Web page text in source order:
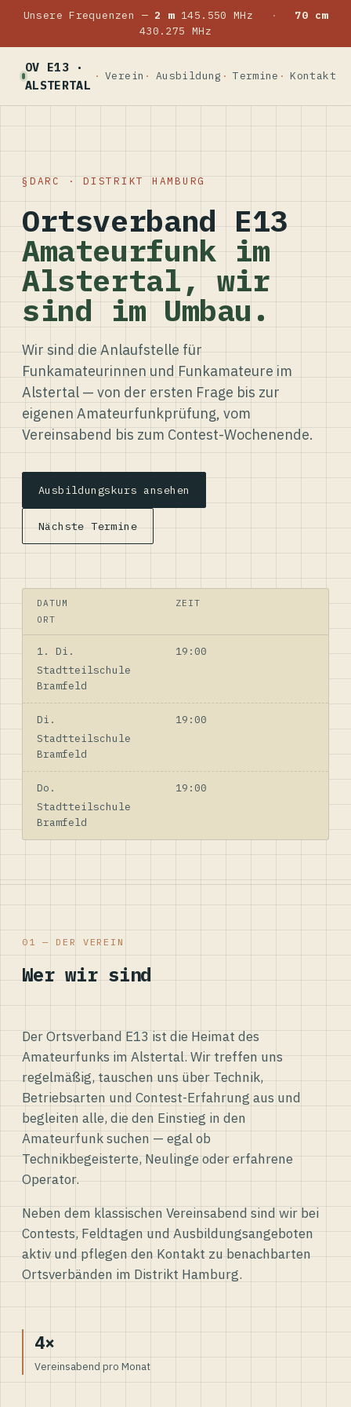
Unsere Frequenzen — 2 m145.550 MHz ·
70 cm
430.275 MHz
OV E13 ·
ALSTERTAL
Verein Ausbildung Termine Kontakt
DARC · DISTRIKT HAMBURG
Ortsverband E13
Amateurfunk im
Alstertal, wir
sind im Umbau.
Wir sind die Anlaufstelle für
Funkamateurinnen und Funkamateure im
Alstertal — von der ersten Frage bis zur
eigenen Amateurfunkprüfung, vom
Vereinsabend bis zum Contest-Wochenende.
Ausbildungskurs ansehen
Nächste Termine
DATUM
ZEIT
ORT
1. Di.
19:00
Stadtteilschule
Bramfeld
Di.
19:00
Stadtteilschule
Bramfeld
Do.
19:00
Stadtteilschule
Bramfeld
01 — DER VEREIN
Wer wir sind
Der Ortsverband E13 ist die Heimat des
Amateurfunks im Alstertal. Wir treffen uns
regelmäßig, tauschen uns über Technik,
Betriebsarten und Contest-Erfahrung aus und
begleiten alle, die den Einstieg in den
Amateurfunk suchen — egal ob
Technikbegeisterte, Neulinge oder erfahrene
Operator.
Neben dem klassischen Vereinsabend sind wir bei
Contests, Feldtagen und Ausbildungsangeboten
aktiv und pflegen den Kontakt zu benachbarten
Ortsverbänden im Distrikt Hamburg.
4×
Vereinsabend pro Monat